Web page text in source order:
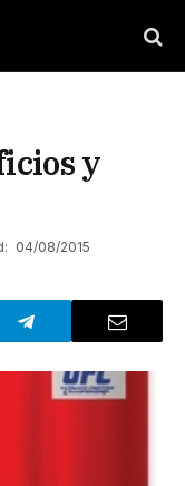
y
04/08/2015